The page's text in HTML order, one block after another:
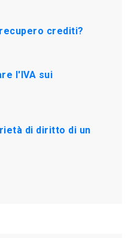
crediti?
l'IVA sui
di diritto di un